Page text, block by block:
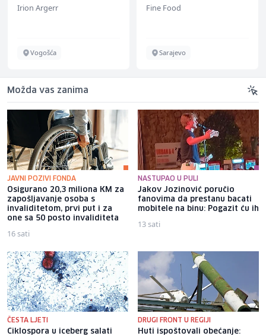
Irion Argerr
Vogošća
Fine Food
Sarajevo
Možda vas zanima
JAVNI POZIVI FONDA
Osigurano 20,3 miliona KM za
zapošljavanje osoba s
invaliditetom, prvi put i za
one sa 50 posto invaliditeta
16 sati
NASTUPAO U PULI
Jakov Jozinović poručio
fanovima da prestanu bacati
mobitele na binu: Pogazit ću ih
13 sati
ČESTA LJETI
Ciklospora u iceberg salati
DRUGI FRONT U REGIJI
Huti ispoštovali obećanje: